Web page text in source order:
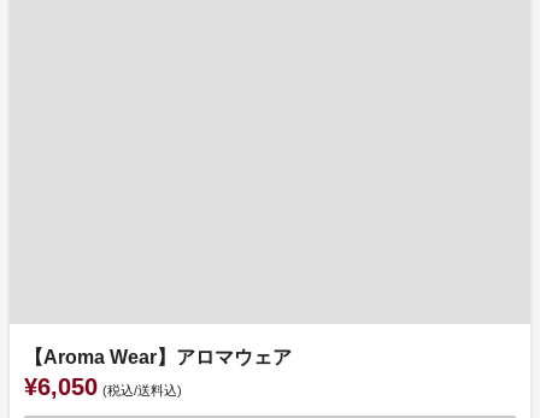
【Aroma Wear】アロマウェア
¥6,050 (税込/送料込)